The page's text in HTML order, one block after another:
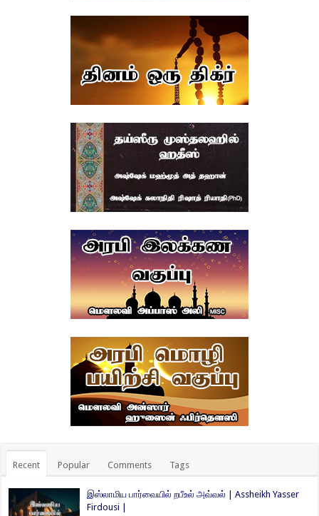
Recent Popular Comments Tags
இஸ்லாமிய பார்வையில் றபீஉல் அவ்வல் | Assheikh Yasser
Firdousi |